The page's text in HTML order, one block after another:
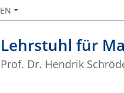
Lehrstuhl für
Prof. Dr. Hendrik
EN